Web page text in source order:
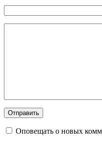
Оповещать о новых